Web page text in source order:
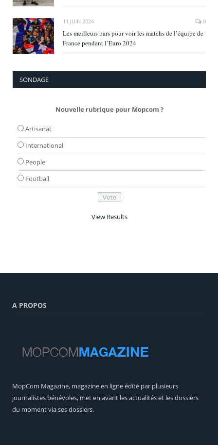
11 JUIN 2024 0
Les meilleurs bars pour voir les matchs de l’équipe de
France pendant l’Euro 2024
SONDAGE
Nouvelle rubrique pour Mopcom ?
Artisanat
International
People
Football
View Results
A PROPOS
MopCom Magazine, magazine en ligne édité par plusieurs
journalistes bénévoles, met en avant les actualités et les dossiers
du moment via ses dossiers.